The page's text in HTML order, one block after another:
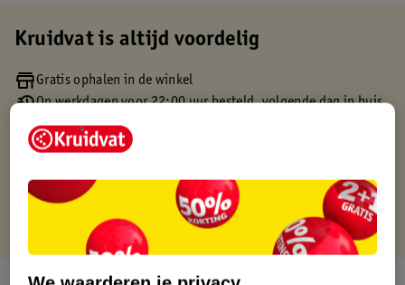
Kruidvat is altijd voordelig
Gratis ophalen in de winkel
Op werkdagen voor 22:00 uur besteld, volgende dag in huis
Gratis thuisbezorgd vanaf 50.00
Gratis retourneren binnen 30 dagen